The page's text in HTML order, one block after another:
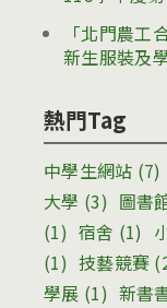
「北門農工
新生服裝及
熱門Tag
中學生網站 (7)
大學 (3) 圖書
(1) 宿舍 (1)
(1) 技藝競賽
學展 (1) 新書